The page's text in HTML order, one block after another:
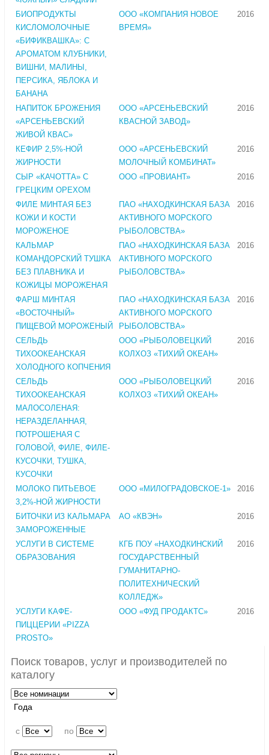
БИОПРОДУКТЫ
КИСЛОМОЛОЧНЫЕ
«БИФИКВАШКА»: С
АРОМАТОМ КЛУБНИКИ,
ВИШНИ, МАЛИНЫ,
ПЕРСИКА, ЯБЛОКА И
БАНАНА
ООО «КОМПАНИЯ НОВОЕ
ВРЕМЯ»
2016
НАПИТОК БРОЖЕНИЯ
«АРСЕНЬЕВСКИЙ
ЖИВОЙ КВАС»
ООО «АРСЕНЬЕВСКИЙ
КВАСНОЙ ЗАВОД»
2016
КЕФИР 2,5%-НОЙ
ЖИРНОСТИ
ООО «АРСЕНЬЕВСКИЙ
МОЛОЧНЫЙ КОМБИНАТ»
2016
СЫР «КАЧОТТА» С
ГРЕЦКИМ ОРЕХОМ
ООО «ПРОВИАНТ» 2016
ФИЛЕ МИНТАЯ БЕЗ
КОЖИ И КОСТИ
МОРОЖЕНОЕ
ПАО «НАХОДКИНСКАЯ БАЗА
АКТИВНОГО МОРСКОГО
РЫБОЛОВСТВА»
2016
КАЛЬМАР
КОМАНДОРСКИЙ ТУШКА
БЕЗ ПЛАВНИКА И
КОЖИЦЫ МОРОЖЕНАЯ
ПАО «НАХОДКИНСКАЯ БАЗА
АКТИВНОГО МОРСКОГО
РЫБОЛОВСТВА»
2016
ФАРШ МИНТАЯ
«ВОСТОЧНЫЙ»
ПИЩЕВОЙ МОРОЖЕНЫЙ
ПАО «НАХОДКИНСКАЯ БАЗА
АКТИВНОГО МОРСКОГО
РЫБОЛОВСТВА»
2016
СЕЛЬДЬ
ТИХООКЕАНСКАЯ
ХОЛОДНОГО КОПЧЕНИЯ
ООО «РЫБОЛОВЕЦКИЙ
КОЛХОЗ «ТИХИЙ ОКЕАН»
2016
СЕЛЬДЬ
ТИХООКЕАНСКАЯ
МАЛОСОЛЕНАЯ:
НЕРАЗДЕЛАННАЯ,
ПОТРОШЕНАЯ С
ГОЛОВОЙ, ФИЛЕ, ФИЛЕ-
КУСОЧКИ, ТУШКА,
КУСОЧКИ
ООО «РЫБОЛОВЕЦКИЙ
КОЛХОЗ «ТИХИЙ ОКЕАН»
2016
МОЛОКО ПИТЬЕВОЕ
3,2%-НОЙ ЖИРНОСТИ
ООО «МИЛОГРАДОВСКОЕ-1» 2016
БИТОЧКИ ИЗ КАЛЬМАРА
ЗАМОРОЖЕННЫЕ
АО «КВЭН» 2016
УСЛУГИ В СИСТЕМЕ
ОБРАЗОВАНИЯ
КГБ ПОУ «НАХОДКИНСКИЙ
ГОСУДАРСТВЕННЫЙ
ГУМАНИТАРНО-
ПОЛИТЕХНИЧЕСКИЙ
КОЛЛЕДЖ»
2016
УСЛУГИ КАФЕ-
ПИЦЦЕРИИ «PIZZA
PROSTO»
ООО «ФУД ПРОДАКТС» 2016
Поиск товаров, услуг и производителей по
каталогу
Года
c по